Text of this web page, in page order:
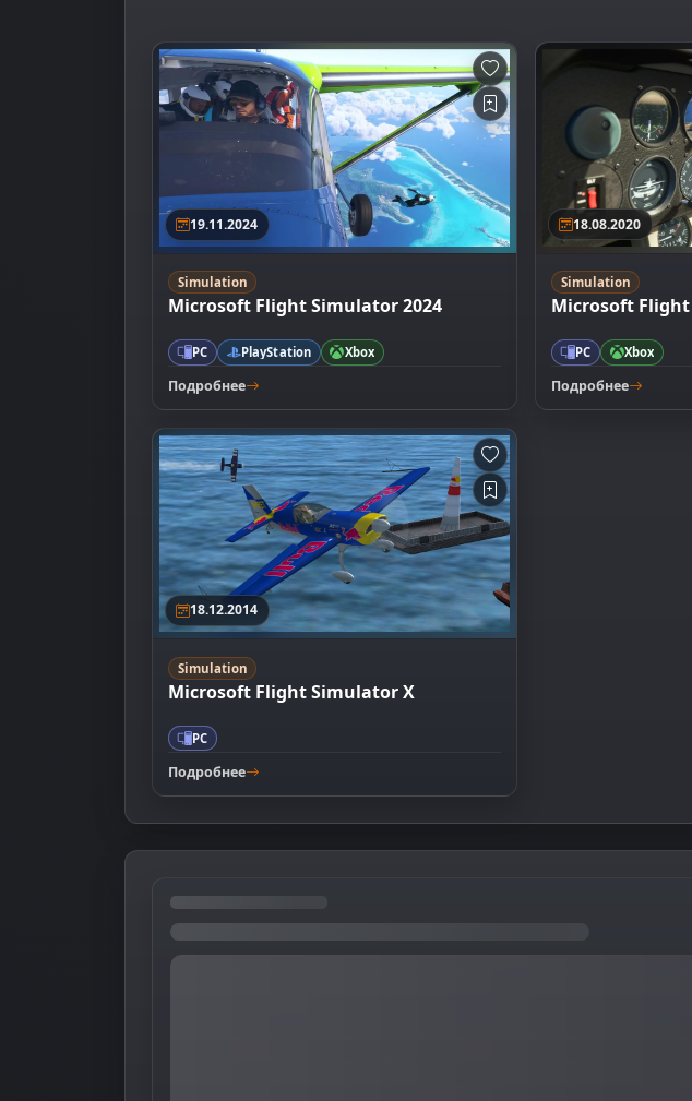
19.11.2024
Simulation
Microsoft Flight Simulator 2024
PC PlayStation Xbox
Подробнее
18.08.2020
Simulation
Microsoft
PC Xbox
Подробнее
18.12.2014
Simulation
Microsoft Flight Simulator X
PC
Подробнее